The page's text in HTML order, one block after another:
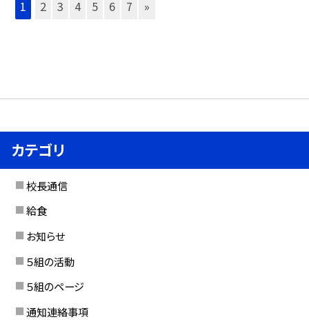
1 2 3 4 5 6 7 »
カテゴリ
校長通信
給食
お知らせ
５組の活動
５組のページ
通知連絡事項